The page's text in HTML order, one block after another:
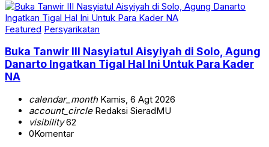
Featured Persyarikatan
Buka Tanwir III Nasyiatul Aisyiyah di Solo, Agung
Danarto Ingatkan Tigal Hal Ini Untuk Para Kader
NA
calendar_monthKamis, 6 Agt 2026
account_circleRedaksi SieradMU
visibility62
0Komentar